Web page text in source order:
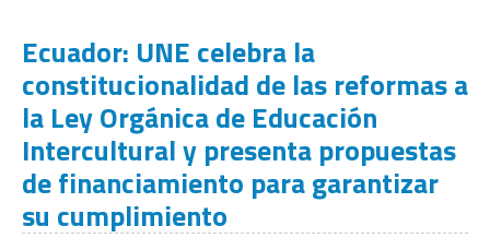
Ecuador: UNE celebra la
constitucionalidad de las reformas a
la Ley Orgánica de Educación
Intercultural y presenta propuestas
de financiamiento para garantizar
su cumplimiento